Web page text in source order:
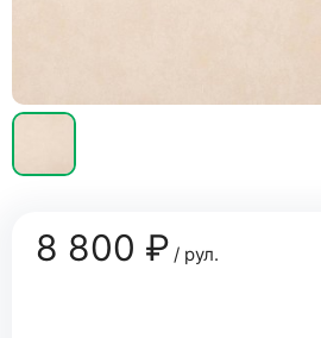
8 800 ₽/ рул.